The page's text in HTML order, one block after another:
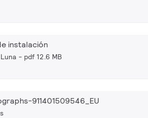
instalación
pdf 12.6 MB
911401509546_EU